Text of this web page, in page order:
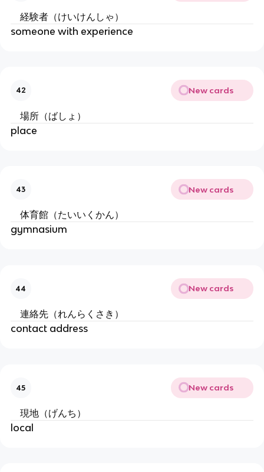
経験者（けいけんしゃ）
someone with experience
42 New cards
場所（ばしょ）
place
43 New cards
体育館（たいいくかん）
gymnasium
44 New cards
連絡先（れんらくさき）
contact address
45 New cards
現地（げんち）
local